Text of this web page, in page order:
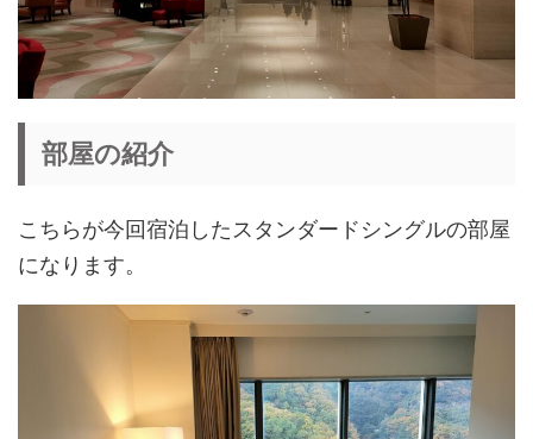
部屋の紹介
こちらが今回宿泊したスタンダードシングルの部屋
になります。